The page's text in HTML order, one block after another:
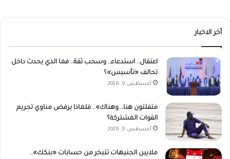
أخر الاخبار
اعتقال.. استدعاء.. وسحب ثقة.. فما الذي يحدث داخل
تحالف «تأسيس»؟
أغسطس 9, 2026
متفلتون هنا.. وهناك».. فلماذا يرفض مناوي تجريم
القوات المشتركة؟
أغسطس 9, 2026
ملايين الجنيهات تتبخر من حسابات «بنكك»..